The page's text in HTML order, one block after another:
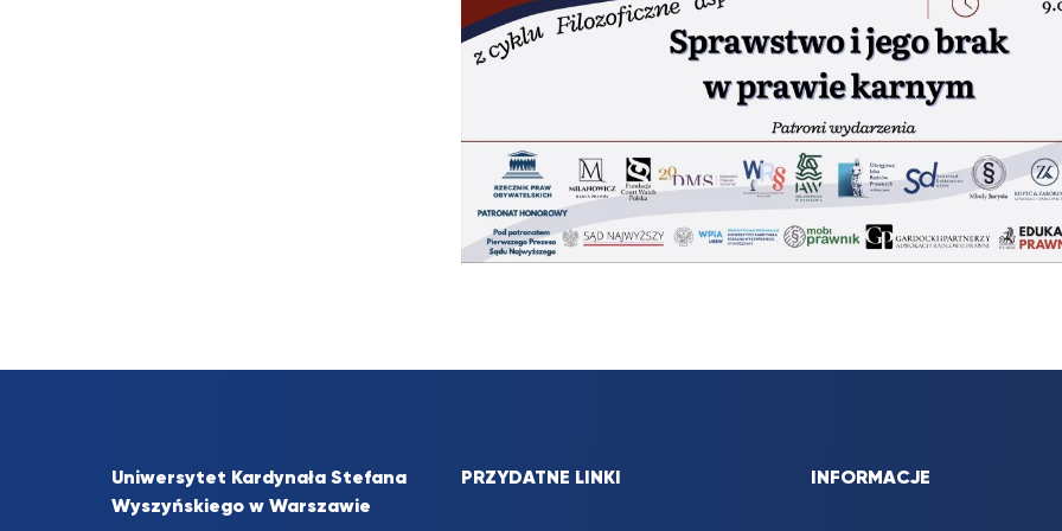
Uniwersytet Kardynała Stefana
Wyszyńskiego w Warszawie
PRZYDATNE LINKI INFORMACJE